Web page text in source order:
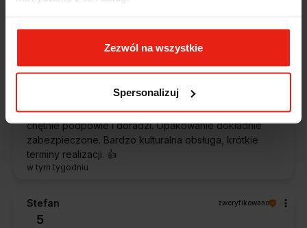
Zezwól na wszystkie
Spersonalizuj
polecenia 👍️👍️👍️👍️👍️👍️👍️
Piotr
Ekspresowa dostawa, super. Obsługa bardzo pomocna,
chętnie podpowie i doradzi. Opakowanie dokładnie
zabezpieczone. Bardzo kulturalna obsługa, krótkie
terminy realizacji. 👍️
w tym tygodniu
Stefan zweryfikowano
5